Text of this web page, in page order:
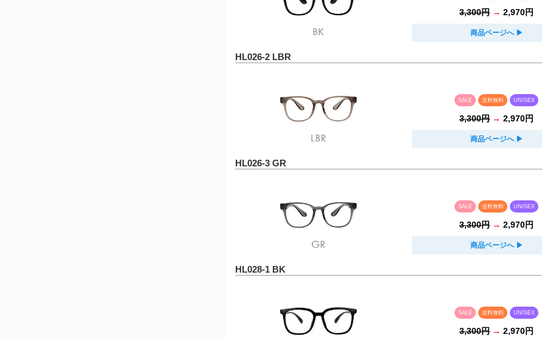
3,300円→2,970円
商品ページへ ▶︎
HL026-2 LBR
SALE 送料無料 UNISEX
3,300円→2,970円
商品ページへ ▶︎
HL026-3 GR
SALE 送料無料 UNISEX
3,300円→2,970円
商品ページへ ▶︎
HL028-1 BK
SALE 送料無料 UNISEX
3,300円→2,970円